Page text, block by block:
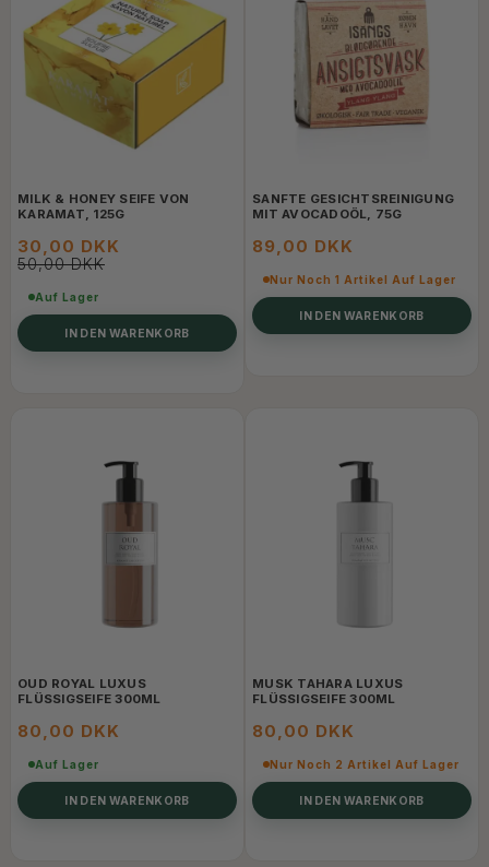
MILK & HONEY SEIFE VON
KARAMAT, 125G
30,00 DKK
50,00 DKK
Auf Lager
IN DEN WARENKORB
SANFTE GESICHTSREINIGUNG
MIT AVOCADOÖL, 75G
89,00 DKK
Nur Noch 1 Artikel Auf Lager
IN DEN WARENKORB
OUD ROYAL LUXUS
FLÜSSIGSEIFE 300ML
80,00 DKK
Auf Lager
IN DEN WARENKORB
MUSK TAHARA LUXUS
FLÜSSIGSEIFE 300ML
80,00 DKK
Nur Noch 2 Artikel Auf Lager
IN DEN WARENKORB